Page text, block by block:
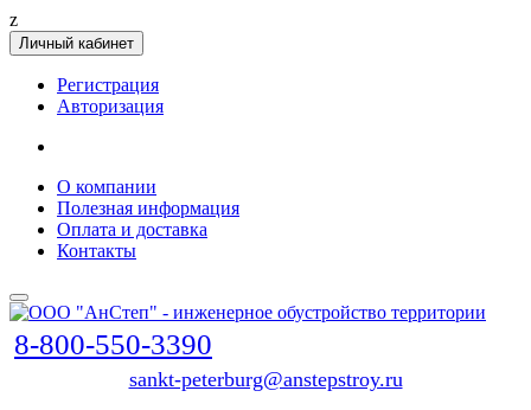
z
Личный кабинет
Регистрация
Авторизация
О компании
Полезная информация
Оплата и доставка
Контакты
8-800-550-3390
sankt-peterburg@anstepstroy.ru